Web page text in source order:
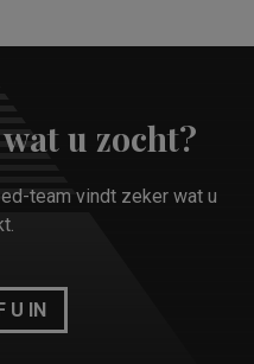
wat u zocht?
team vindt zeker wat u
U IN